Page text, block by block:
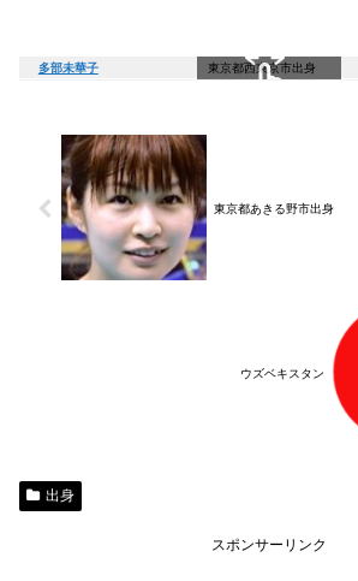
多部未華子 東京都西東京市出身
東京都あきる野市出身
ウズベキスタン
出身
スポンサーリンク